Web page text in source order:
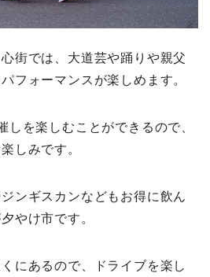
街では、大道芸や踊りや親父
フォーマンスが楽しめます。
しを楽しむことができるので、
しみです。
ンギスカンなどもお得に飲ん
やけ市です。
にあるので、ドライブを楽し